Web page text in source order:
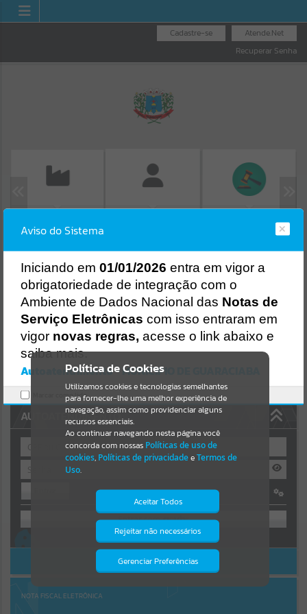
Atende.Net
Cadastre-se
Recuperar Senha
ISS/ALVARÁ
Resultados para""
Portais
Por favor, aguarde...
NOTÍCIAS
Por favor, aguarde...
Por favor, aguarde...
AUTOATENDIMENTO
OU
Cadastre-se|Recuperar Senha
ACESSAR SEM LOGIN
NOTA FISCAL ELETRÔNICA
Política de Cookies
Utilizamos cookies e tecnologias semelhantes
para fornecer-lhe uma melhor experiência de
navegação, assim como providenciar alguns
recursos essenciais.
Ao continuar navegando nesta página você
concorda com nossas Políticas de uso de
cookies, Políticas de privacidadeeTermos de
Uso.
Aceitar Todos
Rejeitar não necessários
Gerenciar Preferências
Isto significa que diversos recursos
providenciados poderão não estar
Aviso do Sistema
Iniciando em 01/01/2026 entra em vigor a
obrigatoriedade de integração com o
Ambiente de Dados Nacional das Notas de
Serviço Eletrônicas com isso entraram em
vigor novas regras, acesse o link abaixo e
saiba mais.
Autoatendimento - MUNICIPIO DE GUARACIABA
Marcar como lido.
Erro
Gerenciamento do Sistema
CÓDIGO DA MENSAGEM:
Ocorreu um erro de script:
Uncaught SyntaxError: Unexpected token '('
https://guaraciaba.atende.net/cidadao/pagina/static/bundle/wpo_in
dex_2_base_l2_portal_editores_sync_d9fb77cfd5741fafc9972edc7a6
41fea.js?v=83d4f602:47
Verificar Mais Detalhes